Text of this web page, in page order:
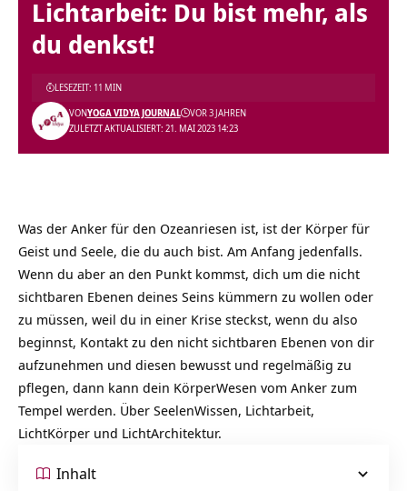
Lichtarbeit: Du bist mehr, als
du denkst!
ZULETZT AKTUALISIERT: 21. MAI 2023 14:23
VONYOGA VIDYA JOURNAL VOR 3 JAHREN
LESEZEIT: 11 MIN
Was der Anker für den Ozeanriesen ist, ist der Körper für
Geist und Seele, die du auch bist. Am Anfang jedenfalls.
Wenn du aber an den Punkt kommst, dich um die nicht
sichtbaren Ebenen deines Seins kümmern zu wollen oder
zu müssen, weil du in einer Krise steckst, wenn du also
beginnst, Kontakt zu den nicht sichtbaren Ebenen von dir
aufzunehmen und diesen bewusst und regelmäßig zu
pflegen, dann kann dein KörperWesen vom Anker zum
Tempel werden. Über SeelenWissen, Lichtarbeit,
LichtKörper und LichtArchitektur.
Inhalt